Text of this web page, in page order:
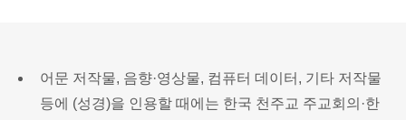
어문 저작물, 음향·영상물, 컴퓨터 데이터, 기타 저작물
등에 (성경)을 인용할 때에는 한국 천주교 주교회의·한